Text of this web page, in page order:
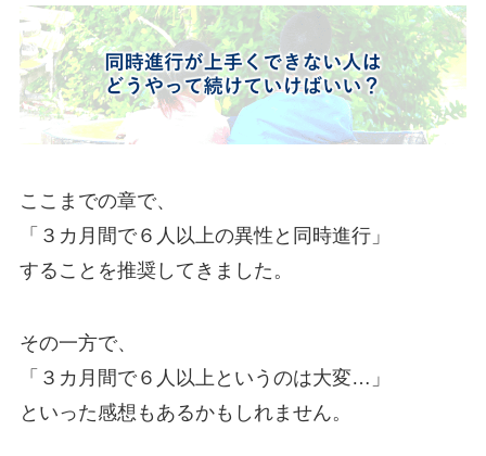
ここまでの章で、
「３カ月間で６人以上の異性と同時進行」
することを推奨してきました。
その一方で、
「３カ月間で６人以上というのは大変…」
といった感想もあるかもしれません。